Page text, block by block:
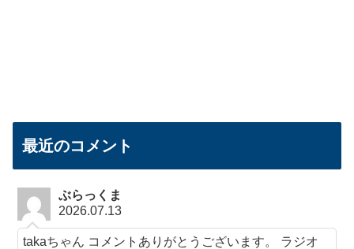
最近のコメント
ぶらっくま
2026.07.13
takaちゃん コメントありがとうございます。 ラジオ